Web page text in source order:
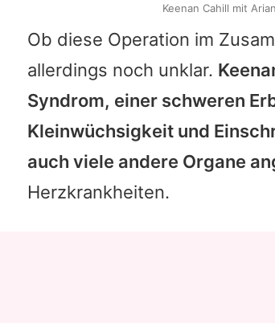
Ob diese Operation im
allerdings noch unklar.
Syndrom, einer schweren
Kleinwüchsigkeit und
auch viele andere Organe
Herzkrankheiten.
Keenan Cahill mit